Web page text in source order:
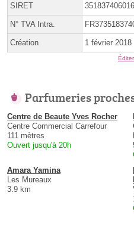
SIRET
N° TVA Intra.
Création 1 février 2018
Parfumeries
Centre de Beaute Yves Rocher
Centre Commercial Carrefour
111 mètres
Ouvert jusqu'à 20h
Amara Yamina
Les Mureaux
3.9 km